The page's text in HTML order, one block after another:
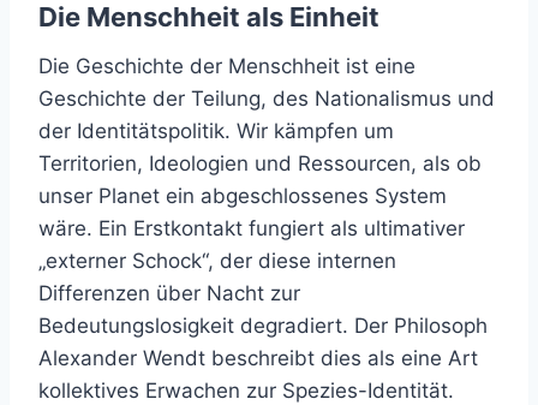
Die Menschheit als Einheit
Die Geschichte der Menschheit ist eine
Geschichte der Teilung, des Nationalismus und
der Identitätspolitik. Wir kämpfen um
Territorien, Ideologien und Ressourcen, als ob
unser Planet ein abgeschlossenes System
wäre. Ein Erstkontakt fungiert als ultimativer
„externer Schock“, der diese internen
Differenzen über Nacht zur
Bedeutungslosigkeit degradiert. Der Philosoph
Alexander Wendt beschreibt dies als eine Art
kollektives Erwachen zur Spezies-Identität.